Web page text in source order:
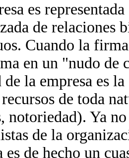
es
de relaciones
Cuando la
en un "nudo de
la empresa es
de toda
notoriedad). Ya
de la
es de hecho un